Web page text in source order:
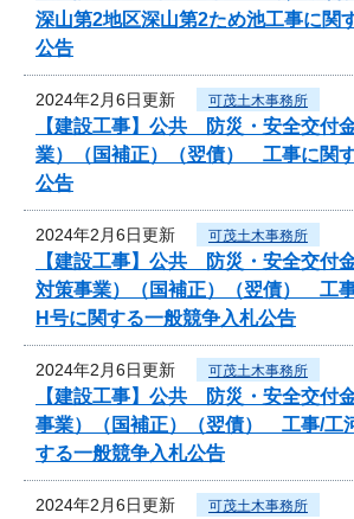
深山第2地区深山第2ため池工事に関
公告
2024年2月6日更新 可茂土木事務所
【建設工事】公共 防災・安全交付
業）（国補正）（翌債） 工事に関
公告
2024年2月6日更新 可茂土木事務所
【建設工事】公共 防災・安全交付
対策事業）（国補正）（翌債） 工
H号に関する一般競争入札公告
2024年2月6日更新 可茂土木事務所
【建設工事】公共 防災・安全交付
事業）（国補正）（翌債） 工事/工
する一般競争入札公告
2024年2月6日更新 可茂土木事務所